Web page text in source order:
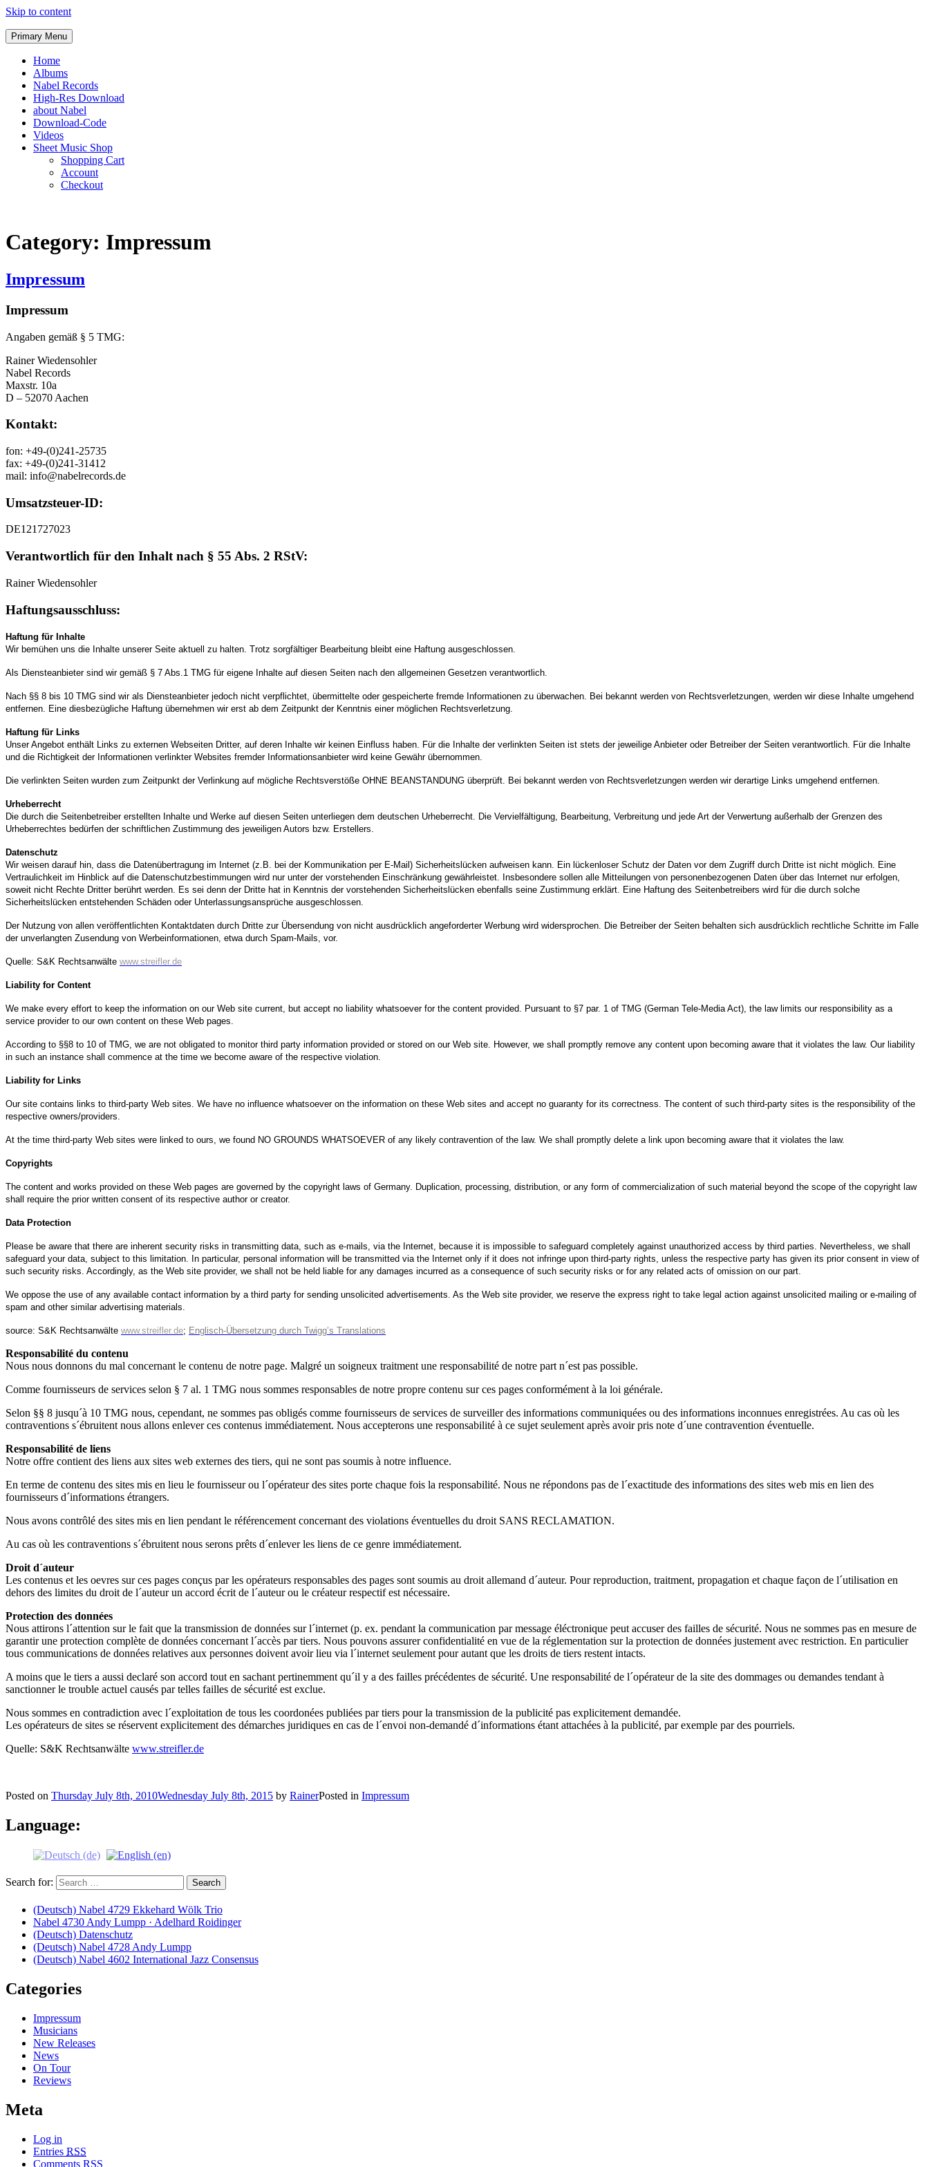
Skip to content
Primary Menu
Home
Albums
Nabel Records
High-Res Download
about Nabel
Download-Code
Videos
Sheet Music Shop
Shopping Cart
Account
Checkout
Category: Impressum
Impressum
Impressum
Angaben gemäß § 5 TMG:
Rainer Wiedensohler
Nabel Records
Maxstr. 10a
D – 52070 Aachen
Kontakt:
fon: +49-(0)241-25735
fax: +49-(0)241-31412
mail: info@nabelrecords.de
Umsatzsteuer-ID:
DE121727023
Verantwortlich für den Inhalt nach § 55 Abs. 2 RStV:
Rainer Wiedensohler
Haftungsausschluss:
Haftung für Inhalte
Wir bemühen uns die Inhalte unserer Seite aktuell zu halten. Trotz sorgfältiger Bearbeitung bleibt eine Haftung ausgeschlossen.
Als Diensteanbieter sind wir gemäß § 7 Abs.1 TMG für eigene Inhalte auf diesen Seiten nach den allgemeinen Gesetzen verantwortlich.
Nach §§ 8 bis 10 TMG sind wir als Diensteanbieter jedoch nicht verpflichtet, übermittelte oder gespeicherte fremde Informationen zu überwachen. Bei bekannt werden von Rechtsverletzungen, werden wir diese Inhalte umgehend
entfernen. Eine diesbezügliche Haftung übernehmen wir erst ab dem Zeitpunkt der Kenntnis einer möglichen Rechtsverletzung.
Haftung für Links
Unser Angebot enthält Links zu externen Webseiten Dritter, auf deren Inhalte wir keinen Einfluss haben. Für die Inhalte der verlinkten Seiten ist stets der jeweilige Anbieter oder Betreiber der Seiten verantwortlich. Für die Inhalte
und die Richtigkeit der Informationen verlinkter Websites fremder Informationsanbieter wird keine Gewähr übernommen.
Die verlinkten Seiten wurden zum Zeitpunkt der Verlinkung auf mögliche Rechtsverstöße OHNE BEANSTANDUNG überprüft. Bei bekannt werden von Rechtsverletzungen werden wir derartige Links umgehend entfernen.
Urheberrecht
Die durch die Seitenbetreiber erstellten Inhalte und Werke auf diesen Seiten unterliegen dem deutschen Urheberrecht. Die Vervielfältigung, Bearbeitung, Verbreitung und jede Art der Verwertung außerhalb der Grenzen des
Urheberrechtes bedürfen der schriftlichen Zustimmung des jeweiligen Autors bzw. Erstellers.
Datenschutz
Wir weisen darauf hin, dass die Datenübertragung im Internet (z.B. bei der Kommunikation per E-Mail) Sicherheitslücken aufweisen kann. Ein lückenloser Schutz der Daten vor dem Zugriff durch Dritte ist nicht möglich. Eine
Vertraulichkeit im Hinblick auf die Datenschutzbestimmungen wird nur unter der vorstehenden Einschränkung gewährleistet. Insbesondere sollen alle Mitteilungen von personenbezogenen Daten über das Internet nur erfolgen,
soweit nicht Rechte Dritter berührt werden. Es sei denn der Dritte hat in Kenntnis der vorstehenden Sicherheitslücken ebenfalls seine Zustimmung erklärt. Eine Haftung des Seitenbetreibers wird für die durch solche
Sicherheitslücken entstehenden Schäden oder Unterlassungsansprüche ausgeschlossen.
Der Nutzung von allen veröffentlichten Kontaktdaten durch Dritte zur Übersendung von nicht ausdrücklich angeforderter Werbung wird widersprochen. Die Betreiber der Seiten behalten sich ausdrücklich rechtliche Schritte im Falle
der unverlangten Zusendung von Werbeinformationen, etwa durch Spam-Mails, vor.
Quelle: S&K Rechtsanwälte www.streifler.de
Liability for Content
We make every effort to keep the information on our Web site current, but accept no liability whatsoever for the content provided. Pursuant to §7 par. 1 of TMG (German Tele-Media Act), the law limits our responsibility as a
service provider to our own content on these Web pages.
According to §§8 to 10 of TMG, we are not obligated to monitor third party information provided or stored on our Web site. However, we shall promptly remove any content upon becoming aware that it violates the law. Our liability
in such an instance shall commence at the time we become aware of the respective violation.
Liability for Links
Our site contains links to third-party Web sites. We have no influence whatsoever on the information on these Web sites and accept no guaranty for its correctness. The content of such third-party sites is the responsibility of the
respective owners/providers.
At the time third-party Web sites were linked to ours, we found NO GROUNDS WHATSOEVER of any likely contravention of the law. We shall promptly delete a link upon becoming aware that it violates the law.
Copyrights
The content and works provided on these Web pages are governed by the copyright laws of Germany. Duplication, processing, distribution, or any form of commercialization of such material beyond the scope of the copyright law
shall require the prior written consent of its respective author or creator.
Data Protection
Please be aware that there are inherent security risks in transmitting data, such as e-mails, via the Internet, because it is impossible to safeguard completely against unauthorized access by third parties. Nevertheless, we shall
safeguard your data, subject to this limitation. In particular, personal information will be transmitted via the Internet only if it does not infringe upon third-party rights, unless the respective party has given its prior consent in view of
such security risks. Accordingly, as the Web site provider, we shall not be held liable for any damages incurred as a consequence of such security risks or for any related acts of omission on our part.
We oppose the use of any available contact information by a third party for sending unsolicited advertisements. As the Web site provider, we reserve the express right to take legal action against unsolicited mailing or e-mailing of
spam and other similar advertising materials.
source: S&K Rechtsanwälte www.streifler.de; Englisch-Übersetzung durch Twigg’s Translations
Responsabilité du contenu
Nous nous donnons du mal concernant le contenu de notre page. Malgré un soigneux traitment une responsabilité de notre part n´est pas possible.
Comme fournisseurs de services selon § 7 al. 1 TMG nous sommes responsables de notre propre contenu sur ces pages conformément à la loi générale.
Selon §§ 8 jusqu´à 10 TMG nous, cependant, ne sommes pas obligés comme fournisseurs de services de surveiller des informations communiquées ou des informations inconnues enregistrées. Au cas où les
contraventions s´ébruitent nous allons enlever ces contenus immédiatement. Nous accepterons une responsabilité à ce sujet seulement après avoir pris note d´une contravention éventuelle.
Responsabilité de liens
Notre offre contient des liens aux sites web externes des tiers, qui ne sont pas soumis à notre influence.
En terme de contenu des sites mis en lieu le fournisseur ou l´opérateur des sites porte chaque fois la responsabilité. Nous ne répondons pas de l´exactitude des informations des sites web mis en lien des
fournisseurs d´informations étrangers.
Nous avons contrôlé des sites mis en lien pendant le référencement concernant des violations éventuelles du droit SANS RECLAMATION.
Au cas où les contraventions s´ébruitent nous serons prêts d´enlever les liens de ce genre immédiatement.
Droit d´auteur
Les contenus et les oevres sur ces pages conçus par les opérateurs responsables des pages sont soumis au droit allemand d´auteur. Pour reproduction, traitment, propagation et chaque façon de l´utilisation en
dehors des limites du droit de l´auteur un accord écrit de l´auteur ou le créateur respectif est nécessaire.
Protection des données
Nous attirons l´attention sur le fait que la transmission de données sur l´internet (p. ex. pendant la communication par message éléctronique peut accuser des failles de sécurité. Nous ne sommes pas en mesure de
garantir une protection complète de données concernant l´accès par tiers. Nous pouvons assurer confidentialité en vue de la réglementation sur la protection de données justement avec restriction. En particulier
tous communications de données relatives aux personnes doivent avoir lieu via l´internet seulement pour autant que les droits de tiers restent intacts.
A moins que le tiers a aussi declaré son accord tout en sachant pertinemment qu´il y a des failles précédentes de sécurité. Une responsabilité de l´opérateur de la site des dommages ou demandes tendant à
sanctionner le trouble actuel causés par telles failles de sécurité est exclue.
Nous sommes en contradiction avec l´exploitation de tous les coordonées publiées par tiers pour la transmission de la publicité pas explicitement demandée.
Les opérateurs de sites se réservent explicitement des démarches juridiques en cas de l´envoi non-demandé d´informations étant attachées à la publicité, par exemple par des pourriels.
Quelle: S&K Rechtsanwälte www.streifler.de
Posted on Thursday July 8th, 2010Wednesday July 8th, 2015 by RainerPosted in Impressum
Language:
Search for:
(Deutsch) Nabel 4729 Ekkehard Wölk Trio
Nabel 4730 Andy Lumpp · Adelhard Roidinger
(Deutsch) Datenschutz
(Deutsch) Nabel 4728 Andy Lumpp
(Deutsch) Nabel 4602 International Jazz Consensus
Categories
Impressum
Musicians
New Releases
News
On Tour
Reviews
Meta
Log in
Entries RSS
Comments RSS